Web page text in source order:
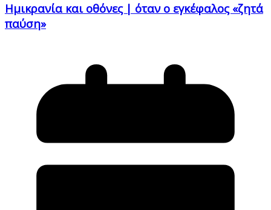
Ημικρανία και οθόνες | όταν ο εγκέφαλος «ζητά
παύση»